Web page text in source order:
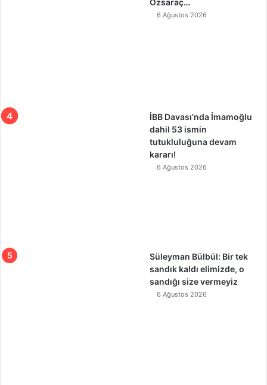
Özsaraç…
6 Ağustos 2026
İBB Davası’nda İmamoğlu
dahil 53 ismin
tutukluluğuna devam
kararı!
6 Ağustos 2026
Süleyman Bülbül: Bir tek
sandık kaldı elimizde, o
sandığı size vermeyiz
6 Ağustos 2026